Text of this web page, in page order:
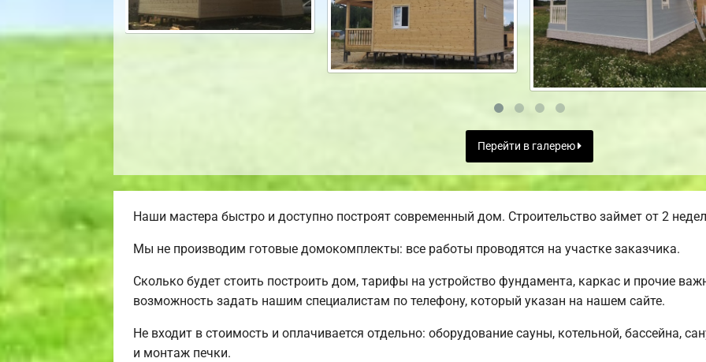
Перейти в галерею
Наши мастера быстро и доступно построят современный дом. Строительство займет от 2
Мы не производим готовые домокомплекты: все работы проводятся на участке заказчика.
Сколько будет стоить построить дом, тарифы на устройство фундамента, каркас и прочие
возможность задать нашим специалистам по телефону, который указан на нашем сайте.
Не входит в стоимость и оплачивается отдельно: оборудование сауны, котельной, бассейна,
и монтаж печки.